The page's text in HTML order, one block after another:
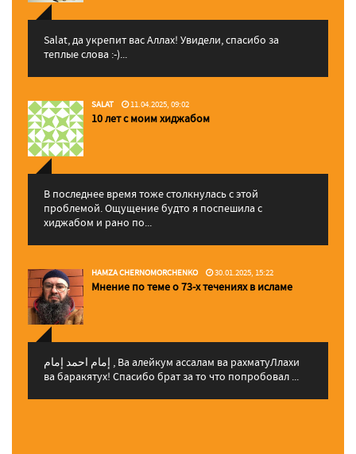
Salat, да укрепит вас Аллаx! Увидели, спасибо за
теплые слова :-)...
SALAT 11.04.2025, 09:02
10 лет с моим хиджабом
В последнее время тоже столкнулась с этой
проблемой. Ощущение будто я поспешила с
хиджабом и рано по...
HAMZA CHERNOMORCHENKO 30.01.2025, 15:22
Мнение по теме о 73-х течениях в исламе
إمام احمد إمام , Ва алейкум ассалам ва рахматуЛлахи
ва баракятух! Спасибо брат за то что попробовал ...